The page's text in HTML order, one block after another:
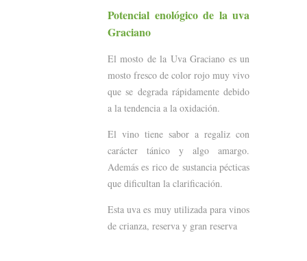
Potencial enológico de la uva
Graciano
El mosto de la Uva Graciano es un
mosto fresco de color rojo muy vivo
que se degrada rápidamente debido
a la tendencia a la oxidación.
El vino tiene sabor a regaliz con
carácter tánico y algo amargo.
Además es rico de sustancia pécticas
que dificultan la clarificación.
Esta uva es muy utilizada para vinos
de crianza, reserva y gran reserva